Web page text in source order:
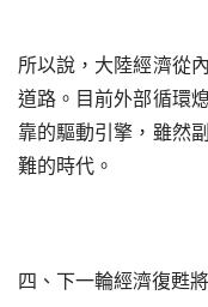
所以說，大陸經濟從
道路。目前外部循環
靠的驅動引擎，雖然
難的時代。
四、下一輪經濟復甦